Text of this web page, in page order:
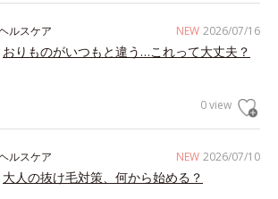
NEW 2026/07/16
ルスケア
おりものがいつもと違う…これって大丈夫？
0 view
NEW 2026/07/10
ルスケア
大人の抜け毛対策、何から始める？